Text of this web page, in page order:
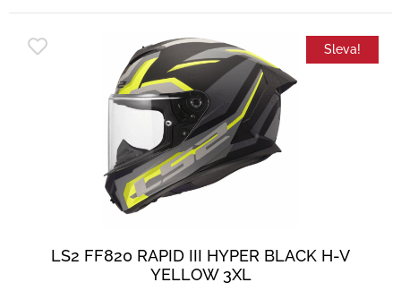
Sleva!
LS2 FF820 RAPID III HYPER BLACK H-V
YELLOW 3XL